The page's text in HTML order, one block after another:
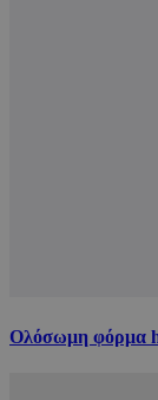
Ολόσωμη φόρμα